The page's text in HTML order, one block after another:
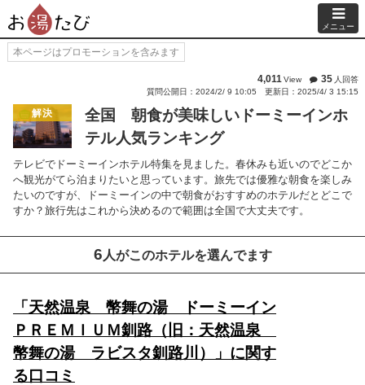
メニュー
本ページはプロモーションを含みます
4,011View 35 人回答
質問公開日：2024/2/ 9 10:05
更新日：2025/4/ 3 15:15
解決
全国 朝食が美味しいドーミーインホ
テル人気ランキング
テレビでドーミーインホテル特集を見ました。春休みも近いのでどこか
へ観光がてら泊まりたいと思っています。旅先では優雅な朝食を楽しみ
たいのですが、ドーミーインの中で朝食がおすすめのホテルだとどこで
すか？旅行先はこれから決めるので範囲は全国で大丈夫です。
6 人がこのホテルを選んでます
「天然温泉 幣舞の湯 ドーミーイン
ＰＲＥＭＩＵＭ釧路（旧：天然温泉
幣舞の湯 ラビスタ釧路川）」に関す
る口コミ